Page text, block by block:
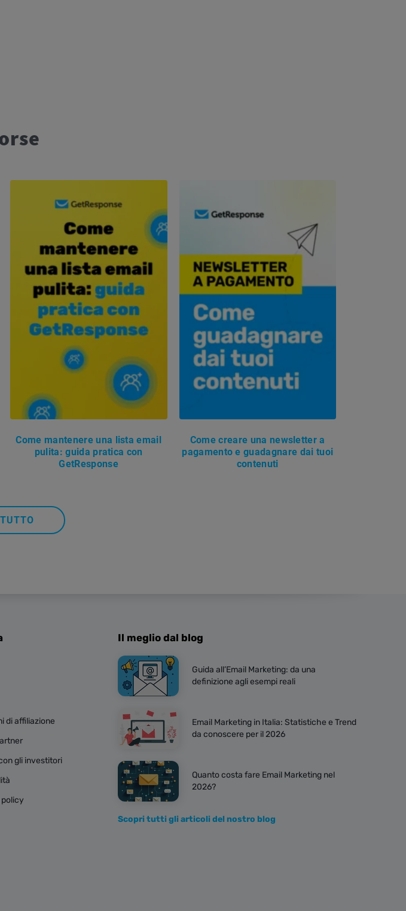
Come mantenere una lista email
pulita: guida pratica con
GetResponse
Come creare una newsletter a
pagamento e guadagnare dai tuoi
contenuti
di affiliazione
gli investitori
Il meglio dal blog
Guida all’Email Marketing: da una
definizione agli esempi reali
Email Marketing in Italia: Statistiche e Trend
da conoscere per il 2026
Quanto costa fare Email Marketing nel
2026?
Scopri tutti gli articoli del nostro blog